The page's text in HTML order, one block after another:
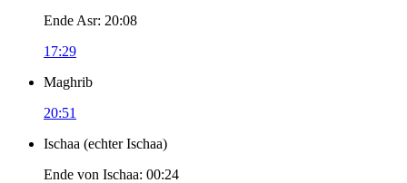
Ende Asr: 20:08
17:29
Maghrib
20:51
Ischaa (echter Ischaa)
Ende von Ischaa: 00:24